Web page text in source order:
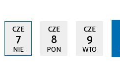
CZE
7
NIE
CZE
8
PON
CZE
9
WTO